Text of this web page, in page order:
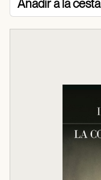
Añadir a la cesta